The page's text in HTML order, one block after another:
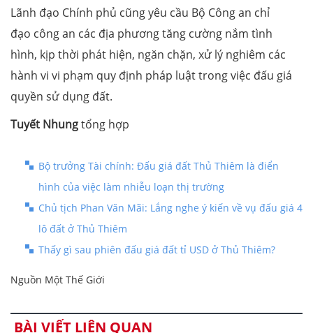
Lãnh đạo Chính phủ cũng yêu cầu Bộ Công an chỉ
đạo công an các địa phương tăng cường nắm tình
hình, kịp thời phát hiện, ngăn chặn, xử lý nghiêm các
hành vi vi phạm quy định pháp luật trong việc đấu giá
quyền sử dụng đất.
Tuyết Nhungtổng hợp
Bộ trưởng Tài chính: Đấu giá đất Thủ Thiêm là điển
hình của việc làm nhiễu loạn thị trường
Chủ tịch Phan Văn Mãi: Lắng nghe ý kiến về vụ đấu giá 4
lô đất ở Thủ Thiêm
Thấy gì sau phiên đấu giá đất tỉ USD ở Thủ Thiêm?
Nguồn Một Thế Giới
BÀI VIẾT LIÊN QUAN